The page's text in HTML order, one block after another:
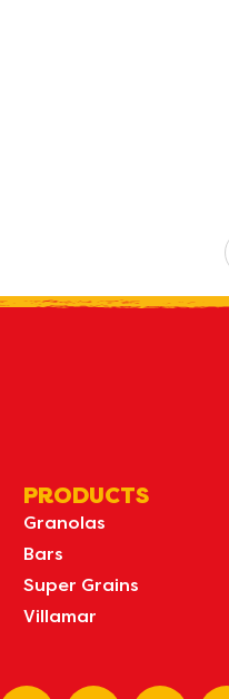
PRODUCTS
Granolas
Bars
Super Grains
Villamar